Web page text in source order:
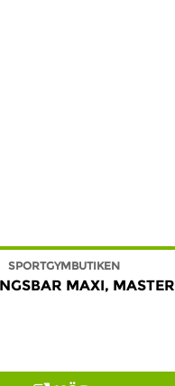
SPORTGYMBUTIKEN
MAXI, MASTER